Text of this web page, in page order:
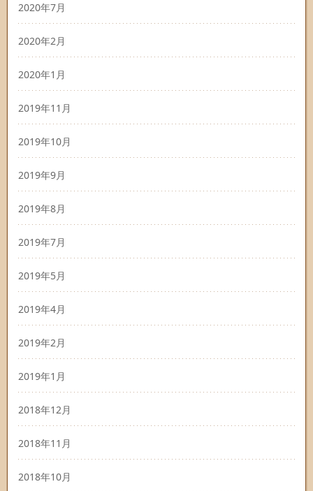
2020年7月
2020年2月
2020年1月
2019年11月
2019年10月
2019年9月
2019年8月
2019年7月
2019年5月
2019年4月
2019年2月
2019年1月
2018年12月
2018年11月
2018年10月